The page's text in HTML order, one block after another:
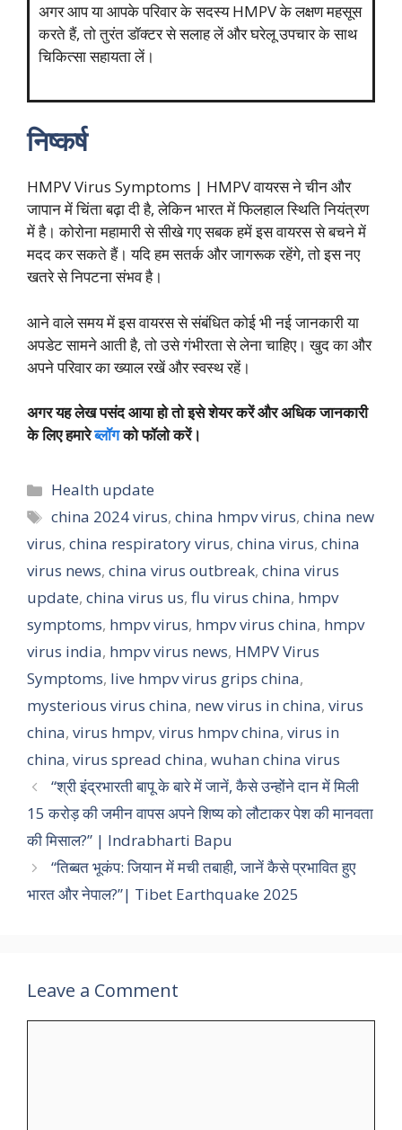
अगर आप या आपके परिवार के सदस्य HMPV के लक्षण महसूस
करते हैं, तो तुरंत डॉक्टर से सलाह लें और घरेलू उपचार के साथ
चिकित्सा सहायता लें।
निष्कर्ष
HMPV Virus Symptoms | HMPV वायरस ने चीन और
जापान में चिंता बढ़ा दी है, लेकिन भारत में फिलहाल स्थिति नियंत्रण
में है। कोरोना महामारी से सीखे गए सबक हमें इस वायरस से बचने में
मदद कर सकते हैं। यदि हम सतर्क और जागरूक रहेंगे, तो इस नए
खतरे से निपटना संभव है।
आने वाले समय में इस वायरस से संबंधित कोई भी नई जानकारी या
अपडेट सामने आती है, तो उसे गंभीरता से लेना चाहिए। खुद का और
अपने परिवार का ख्याल रखें और स्वस्थ रहें।
अगर यह लेख पसंद आया हो तो इसे शेयर करें और अधिक जानकारी
के लिए हमारेब्लॉगको फॉलो करें।
Categories
Health update
Tags
china 2024 virus,china hmpv virus,china new
virus, china respiratory virus, china virus, china
virus news, china virus outbreak, china virus
update, china virus us, flu virus china, hmpv
symptoms, hmpv virus, hmpv virus china, hmpv
virus india, hmpv virus news, HMPV Virus
Symptoms, live hmpv virus grips china,
mysterious virus china, new virus in china, virus
china, virus hmpv, virus hmpv china, virus in
china, virus spread china, wuhan china virus
“श्री इंद्रभारती बापू के बारे में जानें, कैसे उन्होंने दान में मिली
15 करोड़ की जमीन वापस अपने शिष्य को लौटाकर पेश की मानवता
की मिसाल?” | Indrabharti Bapu
“तिब्बत भूकंप: जियान में मची तबाही, जानें कैसे प्रभावित हुए
भारत और नेपाल?”| Tibet Earthquake 2025
Leave a Comment